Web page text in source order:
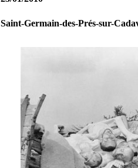
Saint-Germain-des-Prés-sur-